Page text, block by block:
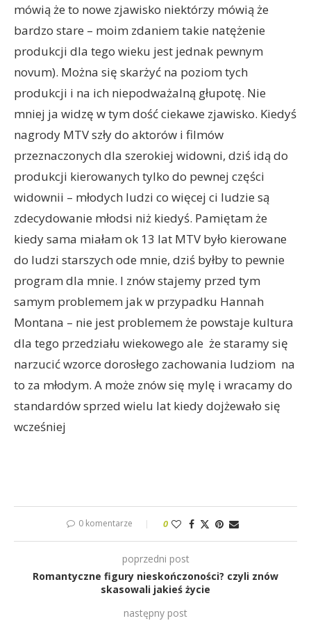
mówią że to nowe zjawisko niektórzy mówią że
bardzo stare – moim zdaniem takie natężenie
produkcji dla tego wieku jest jednak pewnym
novum). Można się skarżyć na poziom tych
produkcji i na ich niepodważalną głupotę. Nie
mniej ja widzę w tym dość ciekawe zjawisko. Kiedyś
nagrody MTV szły do aktorów i filmów
przeznaczonych dla szerokiej widowni, dziś idą do
produkcji kierowanych tylko do pewnej części
widownii – młodych ludzi co więcej ci ludzie są
zdecydowanie młodsi niż kiedyś. Pamiętam że
kiedy sama miałam ok 13 lat MTV było kierowane
do ludzi starszych ode mnie, dziś byłby to pewnie
program dla mnie. I znów stajemy przed tym
samym problemem jak w przypadku Hannah
Montana – nie jest problemem że powstaje kultura
dla tego przedziału wiekowego ale że staramy się
narzucić wzorce dorosłego zachowania ludziom na
to za młodym. A może znów się mylę i wracamy do
standardów sprzed wielu lat kiedy dojżewało się
wcześniej
0 komentarze 0
poprzedni post
Romantyczne figury nieskończoności? czyli znów
skasowali jakieś życie
następny post